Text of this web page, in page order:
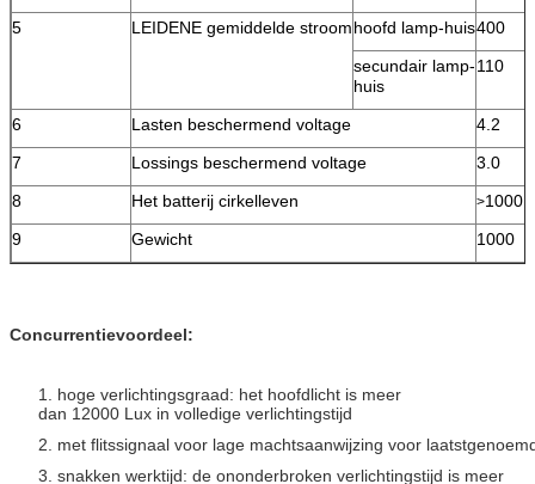
5 LEIDENE gemiddelde stroomhoofd lamp-huis400
secundair lamp-
huis
110
6 Lasten beschermend voltage
4.2
7
Lossings beschermend voltage
3.0
8
Het batterij cirkelleven >1000
9
Gewicht 1000
Concurrentievoordeel:
1. hoge verlichtingsgraad: het hoofdlicht is meer
dan 12000 Lux in volledige verlichtingstijd
2. met flitssignaal voor lage machtsaanwijzing voor
3. snakken werktijd: de ononderbroken verlichtingstijd is meer